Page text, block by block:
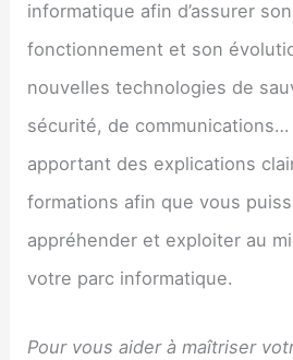
informatique afin d’assurer
fonctionnement et son
nouvelles technologies de
sécurité, de
apportant des explications
formations afin que vous
appréhender et exploiter au
votre parc informatique.
Pour vous aider à maîtriser